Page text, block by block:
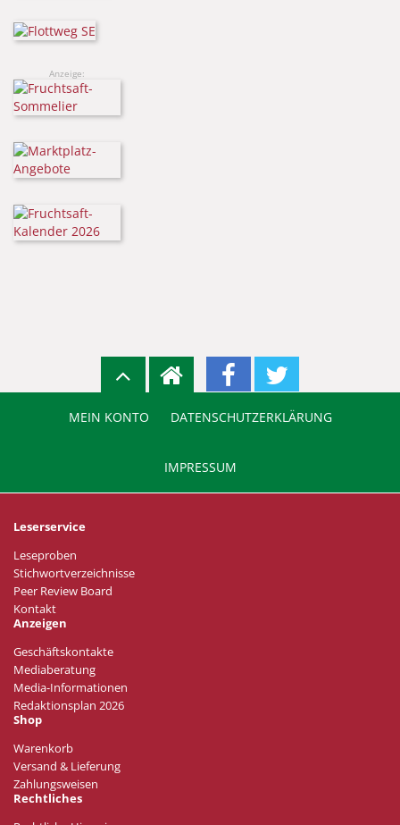
Anzeige:
MEIN KONTO DATENSCHUTZERKLÄRUNG
IMPRESSUM
Leserservice
Leseproben
Stichwortverzeichnisse
Peer Review Board
Kontakt
Anzeigen
Geschäftskontakte
Mediaberatung
Media-Informationen
Redaktionsplan 2026
Shop
Warenkorb
Versand & Lieferung
Zahlungsweisen
Rechtliches